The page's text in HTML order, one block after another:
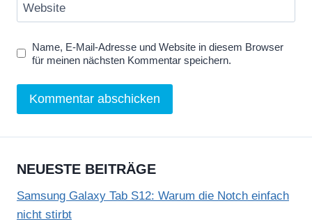
Website
Name, E-Mail-Adresse und Website in diesem Browser
für meinen nächsten Kommentar speichern.
NEUESTE BEITRÄGE
Samsung Galaxy Tab S12: Warum die Notch einfach
nicht stirbt